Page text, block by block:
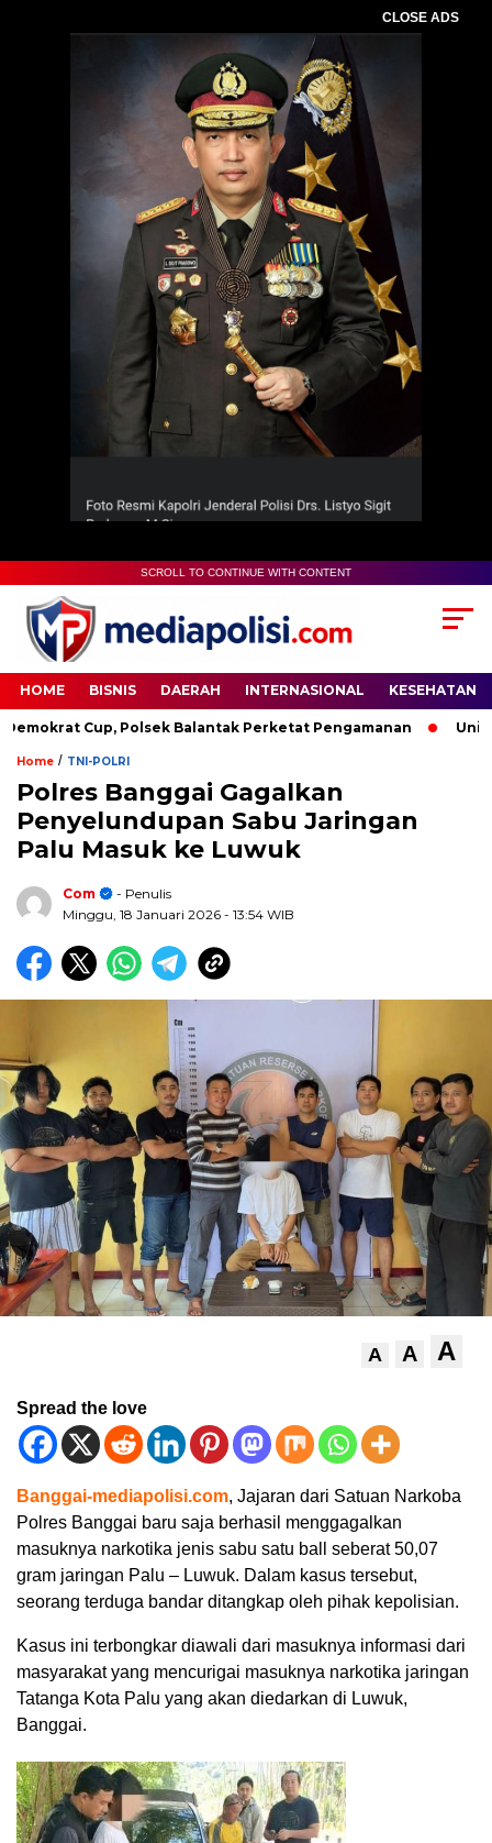
CLOSE ADS
SCROLL TO CONTINUE WITH CONTENT
HOME BISNIS DAERAH INTERNASIONAL KESEHATAN
Cup, Polsek Balantak Perketat Pengamanan Unifying
Home / TNI-POLRI
Polres Banggai Gagalkan
Penyelundupan Sabu Jaringan
Palu Masuk ke Luwuk
Com
- Penulis
Minggu, 18 Januari 2026 - 13:54 WIB
A A A
Spread the love
Banggai-mediapolisi.com, Jajaran dari Satuan Narkoba
Polres Banggai baru saja berhasil menggagalkan
masuknya narkotika jenis sabu satu ball seberat 50,07
gram jaringan Palu – Luwuk. Dalam kasus tersebut,
seorang terduga bandar ditangkap oleh pihak kepolisian.
Kasus ini terbongkar diawali dari masuknya informasi dari
masyarakat yang mencurigai masuknya narkotika jaringan
Tatanga Kota Palu yang akan diedarkan di Luwuk,
Banggai.